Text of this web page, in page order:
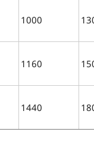
1000
1160
1440